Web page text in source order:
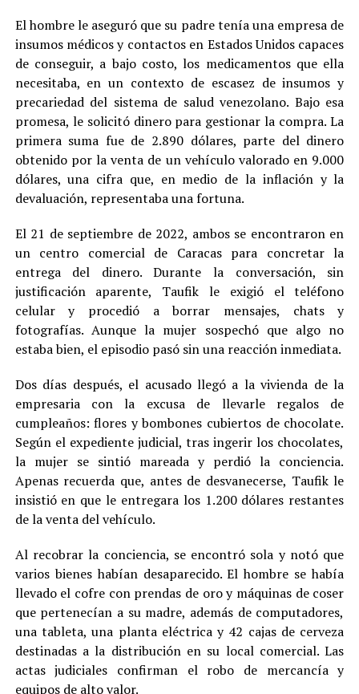
El hombre le aseguró que su padre tenía una empresa de
insumos médicos y contactos en Estados Unidos capaces
de conseguir, a bajo costo, los medicamentos que ella
necesitaba, en un contexto de escasez de insumos y
precariedad del sistema de salud venezolano. Bajo esa
promesa, le solicitó dinero para gestionar la compra. La
primera suma fue de 2.890 dólares, parte del dinero
obtenido por la venta de un vehículo valorado en 9.000
dólares, una cifra que, en medio de la inflación y la
devaluación, representaba una fortuna.
El 21 de septiembre de 2022, ambos se encontraron en
un centro comercial de Caracas para concretar la
entrega del dinero. Durante la conversación, sin
justificación aparente, Taufik le exigió el teléfono
celular y procedió a borrar mensajes, chats y
fotografías. Aunque la mujer sospechó que algo no
estaba bien, el episodio pasó sin una reacción inmediata.
Dos días después, el acusado llegó a la vivienda de la
empresaria con la excusa de llevarle regalos de
cumpleaños: flores y bombones cubiertos de chocolate.
Según el expediente judicial, tras ingerir los chocolates,
la mujer se sintió mareada y perdió la conciencia.
Apenas recuerda que, antes de desvanecerse, Taufik le
insistió en que le entregara los 1.200 dólares restantes
de la venta del vehículo.
Al recobrar la conciencia, se encontró sola y notó que
varios bienes habían desaparecido. El hombre se había
llevado el cofre con prendas de oro y máquinas de coser
que pertenecían a su madre, además de computadores,
una tableta, una planta eléctrica y 42 cajas de cerveza
destinadas a la distribución en su local comercial. Las
actas judiciales confirman el robo de mercancía y
equipos de alto valor.